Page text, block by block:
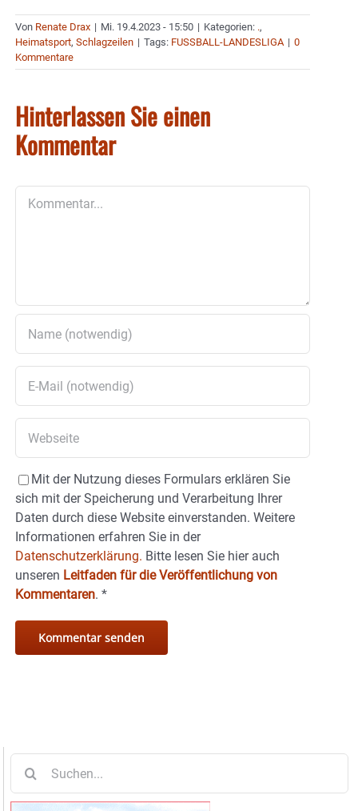
Von Renate Drax | Mi. 19.4.2023 - 15:50 | Kategorien: .,
Heimatsport, Schlagzeilen | Tags: FUSSBALL-LANDESLIGA | 0
Kommentare
Hinterlassen Sie einen
Kommentar
Mit der Nutzung dieses Formulars erklären Sie
sich mit der Speicherung und Verarbeitung Ihrer
Daten durch diese Website einverstanden. Weitere
Informationen erfahren Sie in der
Datenschutzerklärung. Bitte lesen Sie hier auch
unseren Leitfaden für die Veröffentlichung von
Kommentaren. *
nach: